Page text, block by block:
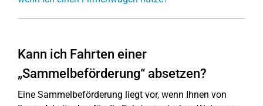
Kann ich Fahrten einer
„Sammelbeförderung“ absetzen?
Eine Sammelbeförderung liegt vor, wenn Ihnen von